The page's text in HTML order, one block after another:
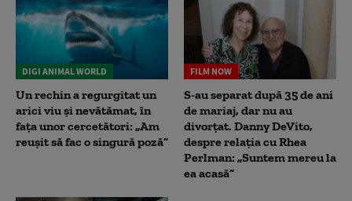
DIGI ANIMAL WORLD
Un rechin a regurgitat un
arici viu și nevătămat, în
fața unor cercetători: „Am
reușit să fac o singură poză”
FILM NOW
S-au separat după 35 de ani
de mariaj, dar nu au
divorțat. Danny DeVito,
despre relația cu Rhea
Perlman: „Suntem mereu la
ea acasă”